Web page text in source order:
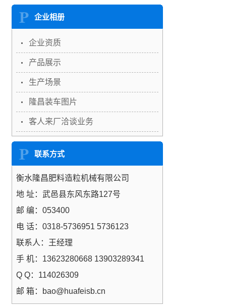
企业相册
企业资质
产品展示
生产场景
隆昌装车图片
客人来厂洽谈业务
联系方式
衡水隆昌肥料造粒机械有限公司
地 址：武邑县东风东路127号
邮 编：053400
电 话：0318-5736951 5736123
联系人：王经理
手 机：13623280668 13903289341
Q Q：114026309
邮 箱：bao@huafeisb.cn